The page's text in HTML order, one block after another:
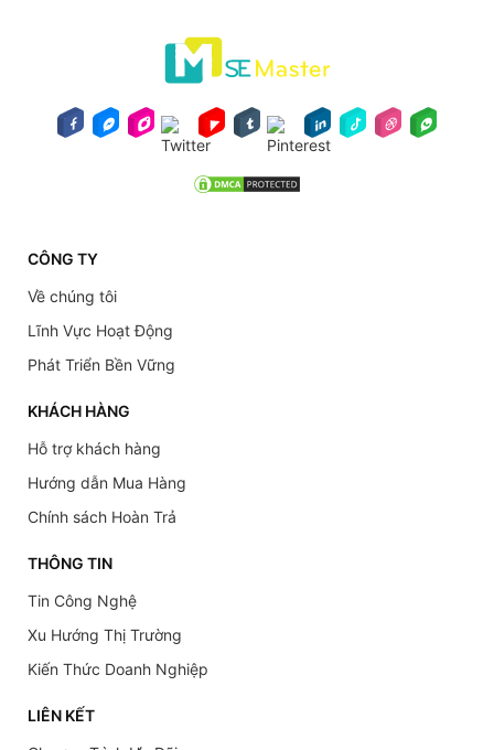
CÔNG TY
Về chúng tôi
Lĩnh Vực Hoạt Động
Phát Triển Bền Vững
KHÁCH HÀNG
Hỗ trợ khách hàng
Hướng dẫn Mua Hàng
Chính sách Hoàn Trả
THÔNG TIN
Tin Công Nghệ
Xu Hướng Thị Trường
Kiến Thức Doanh Nghiệp
LIÊN KẾT